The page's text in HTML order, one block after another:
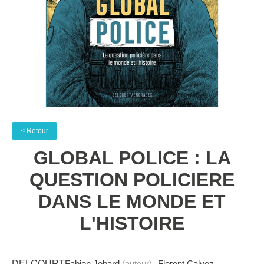
< Retour
GLOBAL POLICE : LA
QUESTION POLICIERE
DANS LE MONDE ET
L'HISTOIRE